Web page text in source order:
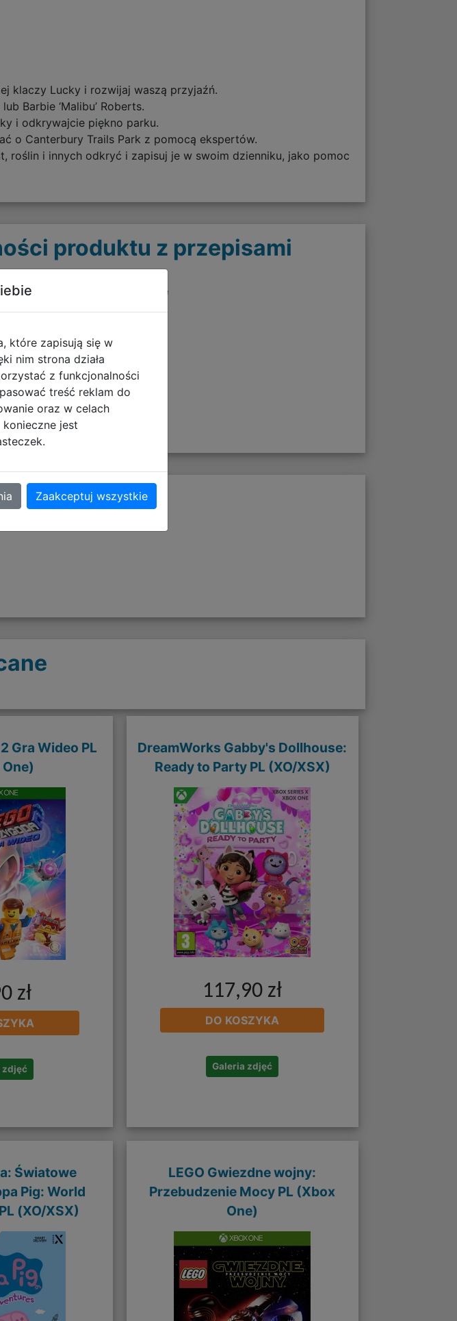
klaczy Lucky i rozwijaj waszą przyjaźń.
Barbie ‘Malibu’ Roberts.
i odkrywajcie piękno parku.
o Canterbury Trails Park z pomocą ekspertów.
roślin i innych odkryć i zapisuj je w swoim dzienniku, jako pomoc
produktu z przepisami
Informacje o bezpieczeństwie
pobierz plik
Gra Wideo PL
zł
zdjęć
DreamWorks Gabby's Dollhouse:
Ready to Party PL (XO/XSX)
117,90 zł
DO KOSZYKA
Galeria zdjęć
Światowe
Pig: World
(XO/XSX)
LEGO Gwiezdne wojny:
Przebudzenie Mocy PL (Xbox
One)
które zapisują się w
nim strona działa
z funkcjonalności
treść reklam do
oraz w celach
jest
Zaakceptuj wszystkie